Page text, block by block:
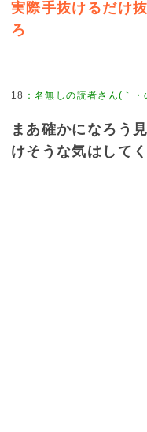
実際手抜けるだけ
ろ
18 ：名無しの読者さん(｀・
まあ確かになろう
けそうな気はして